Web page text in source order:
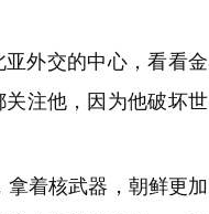
外交的中心，看看金
注他，因为他破坏世
拿着核武器，朝鲜更加